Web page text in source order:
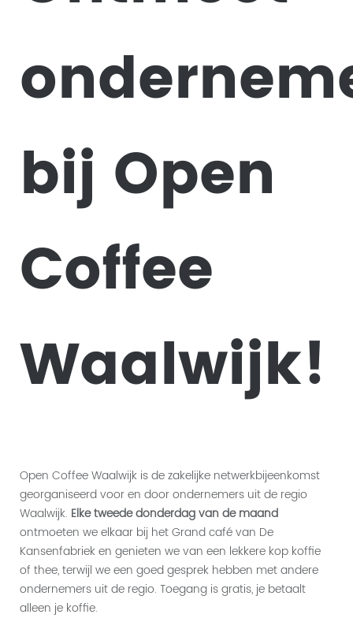
bij Open
Coffee
Waalwijk!
Open Coffee Waalwijk is de zakelijke netwerkbijeenkomst
georganiseerd voor en door ondernemers uit de regio
Waalwijk. Elke tweede donderdag van de maand
ontmoeten we elkaar bij het Grand café van De
Kansenfabriek en genieten we van een lekkere kop koffie
of thee, terwijl we een goed gesprek hebben met andere
ondernemers uit de regio. Toegang is gratis, je betaalt
alleen je koffie.